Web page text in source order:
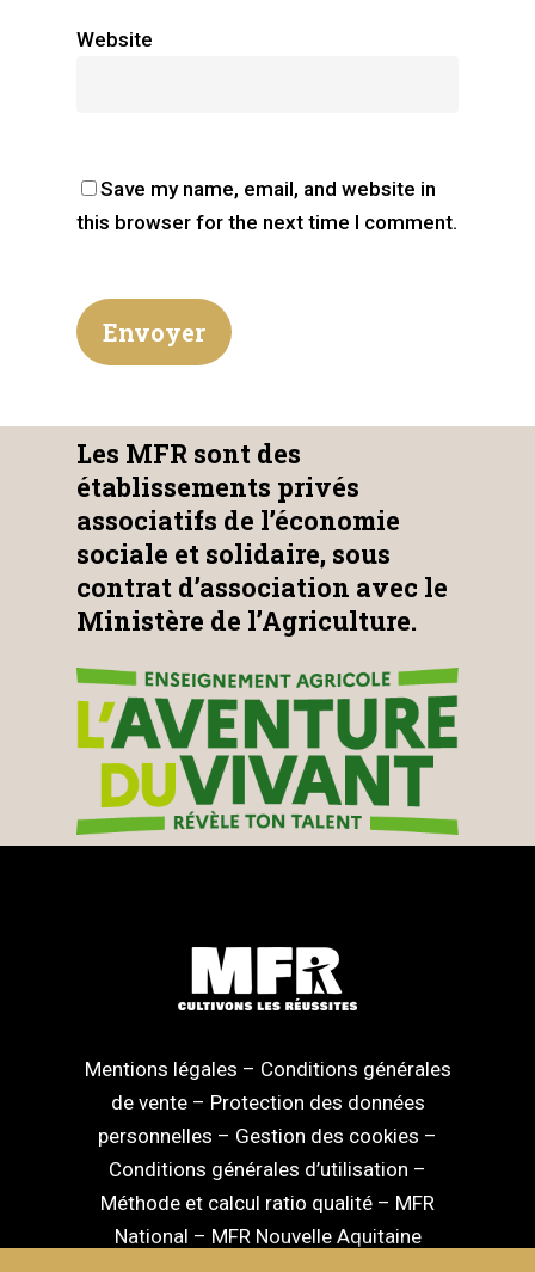
Website
Save my name, email, and website in
this browser for the next time I comment.
Les MFR sont des
établissements privés
associatifs de l’économie
sociale et solidaire, sous
contrat d’association avec le
Ministère de l’Agriculture.
Mentions légales – Conditions générales
de vente– Protection des données
personnelles – Gestion des cookies –
Conditions générales d’utilisation –
Méthode et calcul ratio qualité – MFR
National – MFR Nouvelle Aquitaine